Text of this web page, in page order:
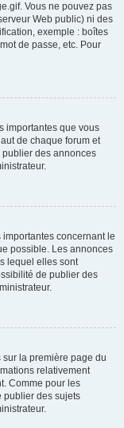
Vous ne pouvez pas
Web public) ni des
exemple : boîtes
de passe, etc. Pour
importantes que vous
de chaque forum et
publier des annonces
concernant le
possible. Les annonces
lequel elles sont
de publier des
la première page du
relativement
Comme pour les
publier des sujets